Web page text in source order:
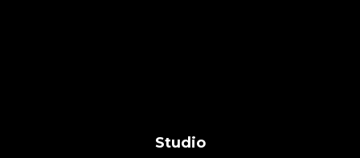
Studio